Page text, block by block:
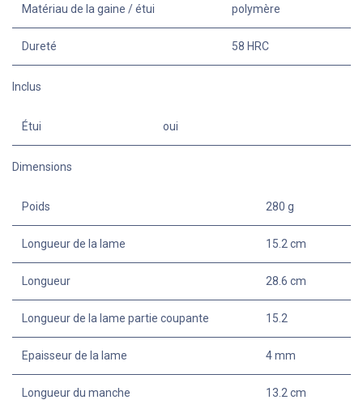
Matériau de la gaine / étui polymère
Dureté 58 HRC
Inclus
Étui oui
Dimensions
Poids 280 g
Longueur de la lame 15.2 cm
Longueur 28.6 cm
Longueur de la lame partie coupante 15.2
Epaisseur de la lame 4 mm
Longueur du manche 13.2 cm